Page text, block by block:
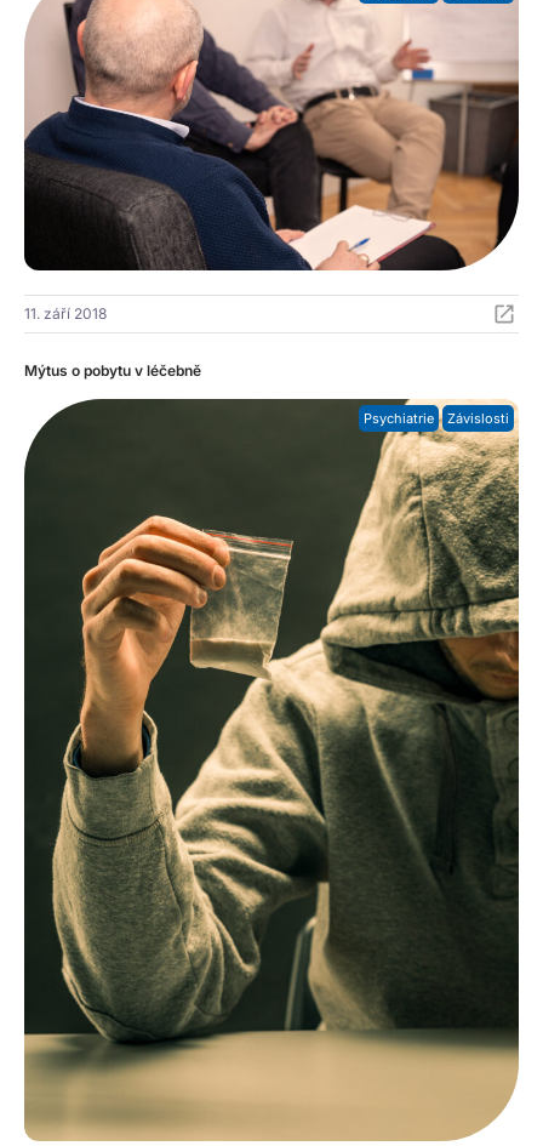
11. září 2018
Mýtus o pobytu v léčebně
Psychiatrie Závislosti